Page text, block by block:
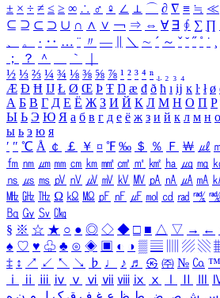
± × ÷ ≠ ≤ ≥ ∞ ∴ ♂ ♀ ∠ ⊥ ⌒ ∂ ∇ ≡ ≒ ≪
⊆ ⊇ ⊂ ⊃ ∪ ∩ ∧ ∨ ￢ ⇒ ⇔ ∀ ∃ ∮ ∑ ∏
、
。 · ‥ … ¨ 〃 ― ＼ ∼ ´ ～ ˇ ˘ ˝ ˚ ˙ ¸
；
？ ＾ ｀
½ ⅓ ⅔ ¼ ¾ ⅛ ⅜ ⅝ ⅞ ¹ ² ³ ⁴ ⁿ ₁ ₂ ₃ ₄
Æ Ð Ħ Ĳ Ł Ø Œ Þ Ŧ Ŋ æ đ ð ħ ı ĳ ĸ ŀ ł ø
А Б В Г Д Е Ё Ж З И Й К Л М Н О П Р
Ы Ь Э Ю Я а б в г д е ё ж з и й к л м н о
ы ь э ю я
′ ″ ℃ Å ￠ ￡ ￥ ¤ ℉ ‰ ＄ ％ Ｆ ￦ ㎕
㎙ ㎚ ㎛ ㎜ ㎝ ㎞ ㎟ ㎠ ㎡ ㎢ ㏊ ㎍ ㎎
㎱ ㎲ ㎳ ㎴ ㎵ ㎶ ㎷ ㎸ ㎹ ㎀ ㎁ ㎂ ㎃
㎒ ㎓ ㎔ Ω ㏀ ㏁ ㎊ ㎋ ㎌ ㏖ ㏅ ㎭ ㎮
㏃ ㏉ ㏜ ㏆
§ ※ ☆ ★ ○ ● ◎ ◇ ◆ □ ■ △ ▽ → ←
♠ ♡ ♥ ♧ ♣ ⊙ ◈ ▣ ◐ ◑ ▒ ▤ ▨ ▧
‡ ↕ ↗ ↙ ↖ ↘ ♭ ♩ ♪ ♬ ㉿ ㈜ № ㏇ ™
ⅰ
ⅱ ⅲ ⅳ ⅴ ⅵ ⅶ ⅷ ⅸ ⅹ